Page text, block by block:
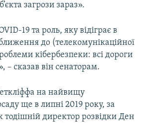
загрози зараз».
19 та роль, яку відіграє в
до (телекомунікаційної
кібербезпеки: всі дороги
– сказав він сенаторам.
на найвищу
ще в липні 2019 року, за
тодішній директор розвідки Ден